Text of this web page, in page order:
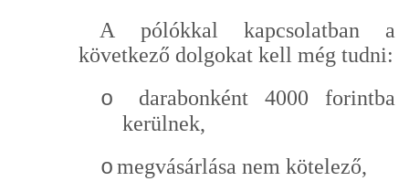
A pólókkal kapcsolatban a
következő dolgokat kell még tudni:
o
darabonként 4000 forintba
kerülnek,
omegvásárlása nem kötelező,